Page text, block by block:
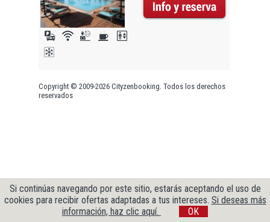
Copyright © 2009-2026 Cityzenbooking. Todos los derechos
reservados
Si continúas navegando por este sitio, estarás aceptando el uso de
cookies para recibir ofertas adaptadas a tus intereses. Si deseas más
información, haz clic aquí.
OK